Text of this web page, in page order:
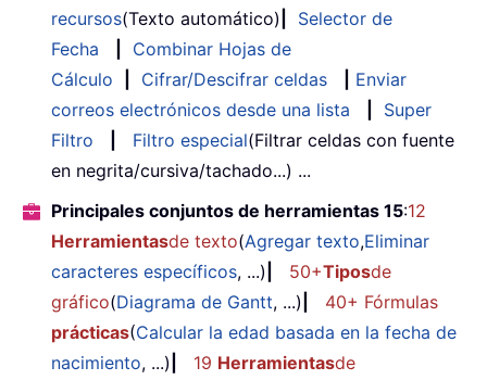
recursos(Texto automático)
Selector de
Fecha
Combinar Hojas de
Cálculo
Cifrar/Descifrar celdas
Enviar
correos electrónicos desde una lista
Super
Filtro
Filtro especial(Filtrar celdas con fuente
en negrita/cursiva/tachado...) ...
Principales conjuntos de herramientas 15:12
Herramientasde texto(Agregar texto,Eliminar
caracteres específicos, ...) 50+Tiposde
gráfico(Diagrama de Gantt, ...)
40+ Fórmulas
prácticas(Calcular la edad basada en la fecha de
nacimiento, ...) 19 Herramientasde